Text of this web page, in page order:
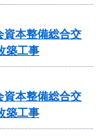
本整備総合交
築工事
本整備総合交
築工事